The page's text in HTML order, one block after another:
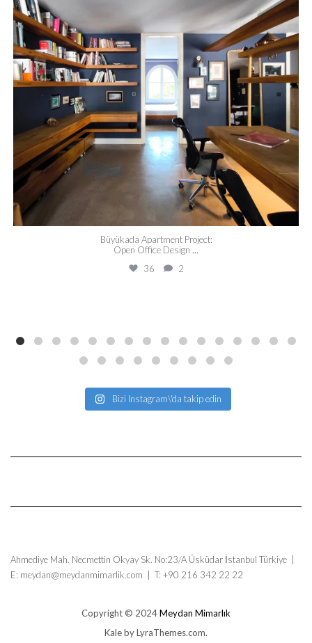
Büyükada Apartment Project:
Open Office Design ...
36
2
Bizi Instagram\'da takip edin
Ahmediye Mah. Necmettin Okyay Sk. No:23/A Üsküdar İstanbul Türkiye |
E: meydan@meydanmimarlik.com | T: +90 216 342 22 22
Copyright © 2024Meydan Mimarlık
Kaleby LyraThemes.com.